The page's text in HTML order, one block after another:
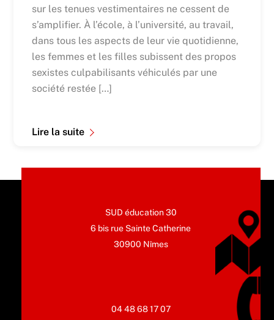
sur les tenues vestimentaires ne cessent de
s’amplifier. À l’école, à l’université, au travail,
dans tous les aspects de leur vie quotidienne,
les femmes et les filles subissent des propos
sexistes culpabilisants véhiculés par une
société restée […]
Lire la suite
SUD éducation 30
6 bis rue Sainte Catherine
30900 Nîmes
04 48 68 17 07